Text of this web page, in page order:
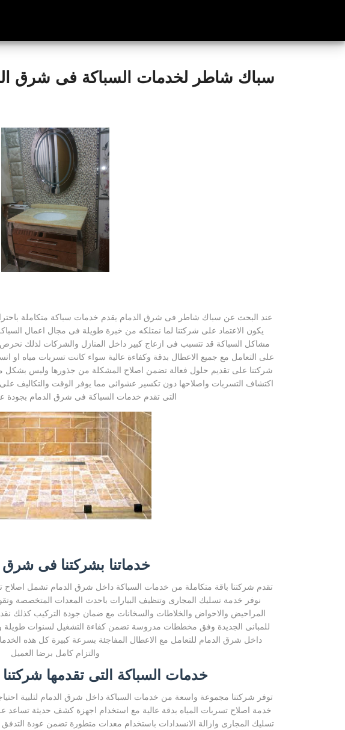
سباك شاطر لخدمات السباكة فى شرق
عند البحث عن سباك شاطر فى شرق الدمام يقدم خدمات سباكة متكاملة
يكون الاعتماد على شركتنا لما نمتلكه من خبرة طويلة فى مجال اعمال
مشاكل السباكة قد تتسبب فى ازعاج كبير داخل المنازل والشركات لذلك
على التعامل مع جميع الاعطال بدقة وكفاءة عالية سواء كانت تسربات مياه او
شركتنا على تقديم حلول فعالة تضمن اصلاح المشكلة من جذورها وليس
اكتشاف التسربات واصلاحها دون تكسير عشوائى مما يوفر الوقت والتكاليف
التى تقدم خدمات السباكة فى شرق الدمام بجودة
خدماتنا بشركتنا فى شرق
تقدم شركتنا باقة متكاملة من خدمات السباكة داخل شرق الدمام تشمل اصلاح
نوفر خدمة تسليك المجارى وتنظيف البيارات باحدث المعدات المتخصصة
المراحيض والاحواض والخلاطات والسخانات مع ضمان جودة التركيب كذلك
للمبانى الجديدة وفق مخططات مدروسة تضمن كفاءة التشغيل لسنوات طويلة
داخل شرق الدمام للتعامل مع الاعطال المفاجئة بسرعة كبيرة كل هذه
والتزام كامل برضا العميل
خدمات السباكة التى تقدمها
توفر شركتنا مجموعة واسعة من خدمات السباكة داخل شرق الدمام لتلبية
خدمة اصلاح تسربات المياه بدقة عالية مع استخدام اجهزة كشف حديثة
تسليك المجارى وازالة الانسدادات باستخدام معدات متطورة تضمن عودة